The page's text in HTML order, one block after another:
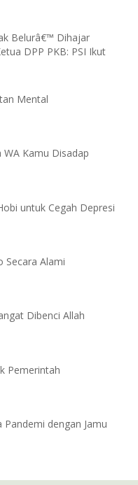
Belurâ€™ Dihajar
DPP PKB: PSI Ikut
Mental
WA Kamu Disadap
untuk Cegah Depresi
Secara Alami
Dibenci Allah
Pemerintah
Pandemi dengan Jamu